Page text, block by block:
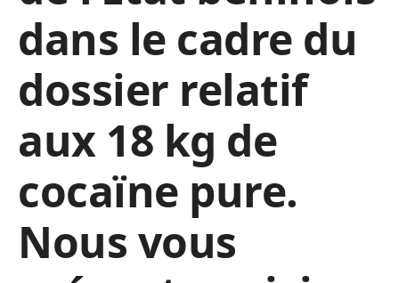
dans le cadre du
dossier relatif
aux 18 kg de
cocaïne pure.
Nous vous